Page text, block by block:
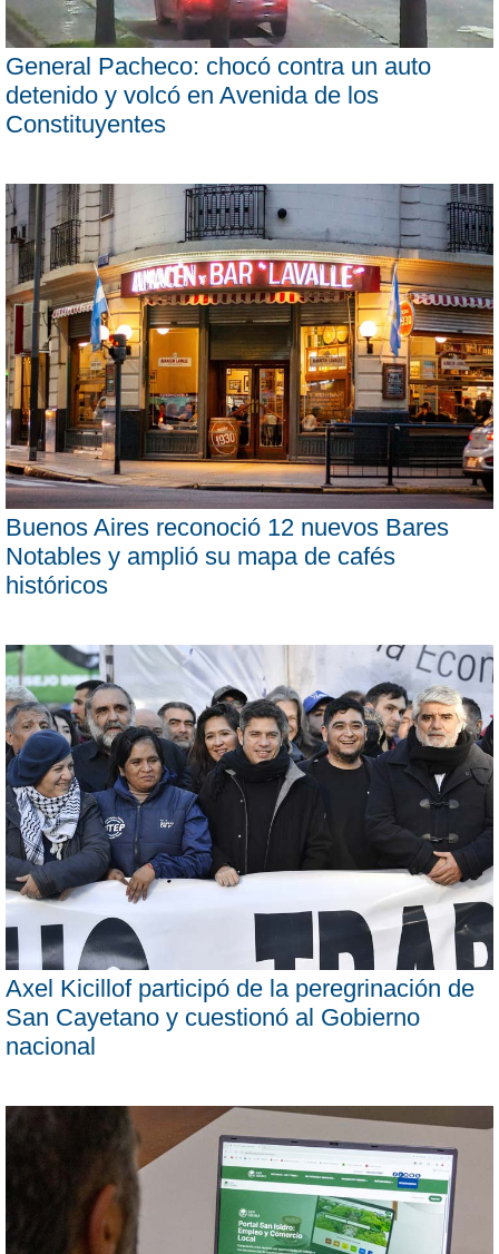
General Pacheco: chocó contra un auto
detenido y volcó en Avenida de los
Constituyentes
Buenos Aires reconoció 12 nuevos Bares
Notables y amplió su mapa de cafés
históricos
Axel Kicillof participó de la peregrinación de
San Cayetano y cuestionó al Gobierno
nacional